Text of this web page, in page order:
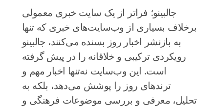
جالبینو؛ فراتر از یک سایت خبری معمولی
برخلاف بسیاری از وب‌سایت‌های خبری که تنها
به بازنشر اخبار روز بسنده می‌کنند، جالبینو
رویکردی ترکیبی و خلاقانه را در پیش گرفته
است. این وب‌سایت نه‌تنها اخبار مهم و
ترندهای روز را پوشش می‌دهد، بلکه به
تحلیل، معرفی و بررسی موضوعات فرهنگی و